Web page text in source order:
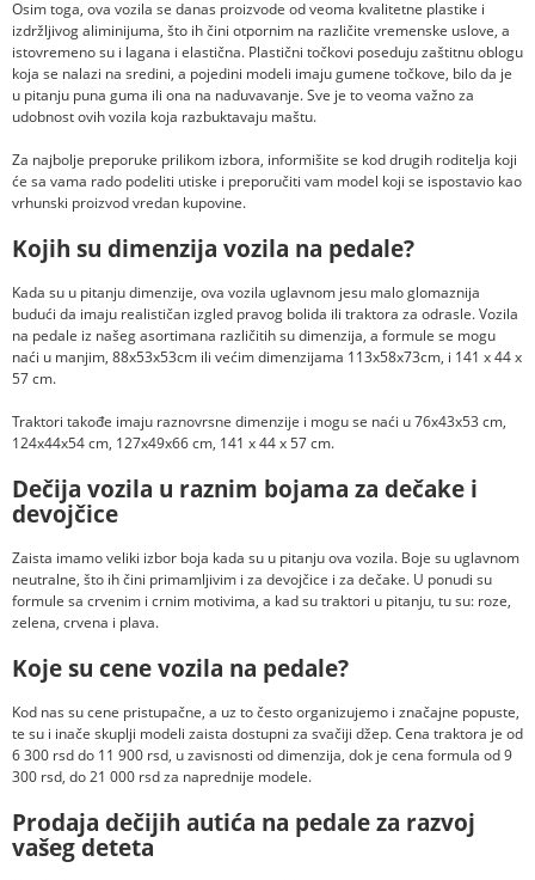
Osim toga, ova vozila se danas proizvode od veoma kvalitetne plastike i
izdržljivog aliminijuma, što ih čini otpornim na različite vremenske uslove, a
istovremeno su i lagana i elastična. Plastični točkovi poseduju zaštitnu oblogu
koja se nalazi na sredini, a pojedini modeli imaju gumene točkove, bilo da je
u pitanju puna guma ili ona na naduvavanje. Sve je to veoma važno za
udobnost ovih vozila koja razbuktavaju maštu.
Za najbolje preporuke prilikom izbora, informišite se kod drugih roditelja koji
će sa vama rado podeliti utiske i preporučiti vam model koji se ispostavio kao
vrhunski proizvod vredan kupovine.
Kojih su dimenzija vozila na pedale?
Kada su u pitanju dimenzije, ova vozila uglavnom jesu malo glomaznija
budući da imaju realističan izgled pravog bolida ili traktora za odrasle. Vozila
na pedale iz našeg asortimana različitih su dimenzija, a formule se mogu
naći u manjim, 88x53x53cm ili većim dimenzijama 113x58x73cm, i 141 x 44 x
57 cm.
Traktori takođe imaju raznovrsne dimenzije i mogu se naći u 76x43x53 cm,
124x44x54 cm, 127x49x66 cm, 141 x 44 x 57 cm.
Dečija vozila u raznim bojama za dečake i
devojčice
Zaista imamo veliki izbor boja kada su u pitanju ova vozila. Boje su uglavnom
neutralne, što ih čini primamljivim i za devojčice i za dečake. U ponudi su
formule sa crvenim i crnim motivima, a kad su traktori u pitanju, tu su: roze,
zelena, crvena i plava.
Koje su cene vozila na pedale?
Kod nas su cene pristupačne, a uz to često organizujemo i značajne popuste,
te su i inače skuplji modeli zaista dostupni za svačiji džep. Cena traktora je od
6 300 rsd do 11 900 rsd, u zavisnosti od dimenzija, dok je cena formula od 9
300 rsd, do 21 000 rsd za naprednije modele.
Prodaja dečijih autića na pedale za razvoj
vašeg deteta